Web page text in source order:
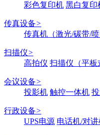
彩色复印机 黑白复印
传真设备>
传真机（激光/碳带/喷
扫描仪>
高拍仪 扫描仪（平板
会议设备>
投影机 触控一体机
行政设备>
UPS电源 电话机/对